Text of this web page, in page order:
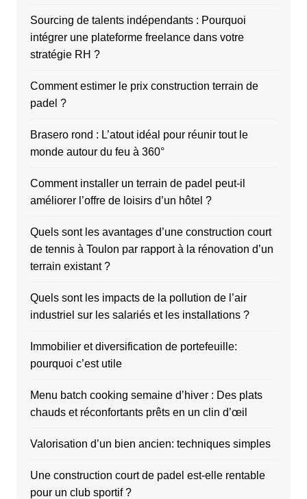
Sourcing de talents indépendants : Pourquoi
intégrer une plateforme freelance dans votre
stratégie RH ?
Comment estimer le prix construction terrain de
padel ?
Brasero rond : L’atout idéal pour réunir tout le
monde autour du feu à 360°
Comment installer un terrain de padel peut-il
améliorer l’offre de loisirs d’un hôtel ?
Quels sont les avantages d’une construction court
de tennis à Toulon par rapport à la rénovation d’un
terrain existant ?
Quels sont les impacts de la pollution de l’air
industriel sur les salariés et les installations ?
Immobilier et diversification de portefeuille:
pourquoi c’est utile
Menu batch cooking semaine d’hiver : Des plats
chauds et réconfortants prêts en un clin d’œil
Valorisation d’un bien ancien: techniques simples
Une construction court de padel est-elle rentable
pour un club sportif ?